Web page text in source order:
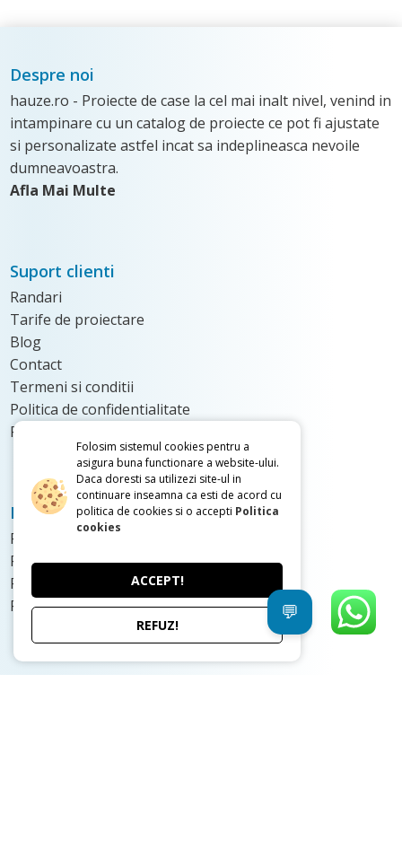
💬
Despre noi
hauze.ro - Proiecte de case la cel mai inalt nivel, venind in
intampinare cu un catalog de proiecte ce pot fi ajustate
si personalizate astfel incat sa indeplineasca nevoile
dumneavoastra.
Afla Mai Multe
Suport clienti
Randari
Tarife de proiectare
Blog
Contact
Termeni si conditii
Politica de confidentialitate
Politica de Cookie
Proiectele noastre
Proiecte case Mici
Proiecte case Parter
Proiecte de case cu Etaj
Proiecte de case cu Mansarda
Folosim sistemul cookies pentru a
asigura buna functionare a website-ului.
Daca doresti sa utilizezi site-ul in
continuare inseamna ca esti de acord cu
politica de cookies si o accepti Politica
cookies
ACCEPT!
REFUZ!